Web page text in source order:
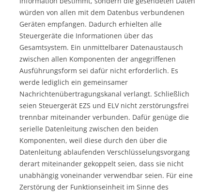
würden von allen mit dem Datenbus verbundenen
Geräten empfangen. Dadurch erhielten alle
Steuergeräte die Informationen über das
Gesamtsystem. Ein unmittelbarer Datenaustausch
zwischen allen Komponenten der angegriffenen
Ausführungsform sei dafür nicht erforderlich. Es
werde lediglich ein gemeinsamer
Nachrichtenübertragungskanal verlangt. Schließlich
seien Steuergerät EZS und ELV nicht zerstörungsfrei
trennbar miteinander verbunden. Dafür genüge die
serielle Datenleitung zwischen den beiden
Komponenten, weil diese durch den über die
Datenleitung ablaufenden Verschlüsselungsvorgang
derart miteinander gekoppelt seien, dass sie nicht
unabhängig voneinander verwendbar seien. Für eine
Zerstörung der Funktionseinheit im Sinne des